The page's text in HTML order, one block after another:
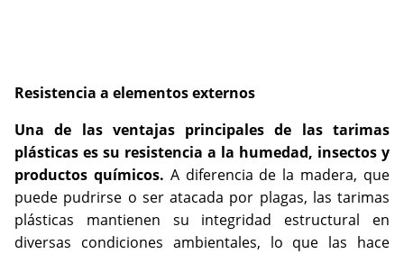
Resistencia a elementos externos
Una de las ventajas principales de las tarimas
plásticas es su resistencia a la humedad, insectos y
productos químicos. A diferencia de la madera, que
puede pudrirse o ser atacada por plagas, las tarimas
plásticas mantienen su integridad estructural en
diversas condiciones ambientales, lo que las hace